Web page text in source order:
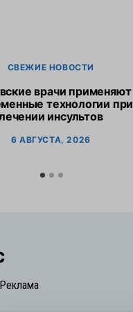
СВЕЖИЕ НОВОСТИ
врачи применяют
технологии при
инсультов
6 АВГУСТА, 2026
Реклама